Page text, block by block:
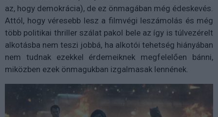
az, hogy demokrácia), de ez önmagában még édeskevés.
Attól, hogy véresebb lesz a filmvégi leszámolás és még
több politikai thriller szálat pakol bele az így is túlvezérelt
alkotásba nem teszi jobbá, ha alkotói tehetség hiányában
nem tudnak ezekkel érdemeiknek megfelelően bánni,
miközben ezek önmagukban izgalmasak lennének.